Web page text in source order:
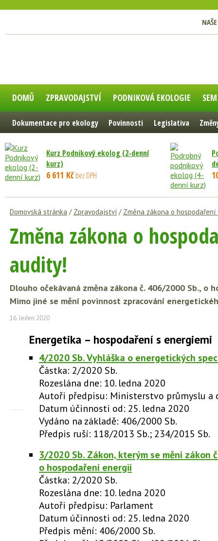
DOMŮ ZPRAVODAJSTVÍ PODNIKOVÁ EKOLOGIE
Dokumentace pro ekology Povinnosti Legislativa
Kurz Podnikový ekolog (2-denní
kurz)
6 611 Kčbez DPH
Domovská stránka / Zpravodajství / Změna zákona o
Změna zákona o
audity!
Dlouho očekávaná změna zákona č. 406/2000 Sb.,
Mimo jiné se mění povinnost zpracování
16. leden 2020
Energetika – hospodaření s energiemi
4/2020 Sb. Vyhláška o energetických
Částka: 2/2020 Sb.
Rozeslána dne: 10. ledna 2020
Autoři předpisu: Ministerstvo průmyslu a
Datum účinnosti od: 25. ledna 2020
Vydáno na základě: 406/2000 Sb.
Předpis ruší: 118/2013 Sb.; 234/2015 Sb.
3/2020 Sb. Zákon, kterým se mění zákon
o hospodaření energií
Částka: 2/2020 Sb.
Rozeslána dne: 10. ledna 2020
Autoři předpisu: Parlament
Datum účinnosti od: 25. ledna 2020
Předpis mění: 406/2000 Sb.